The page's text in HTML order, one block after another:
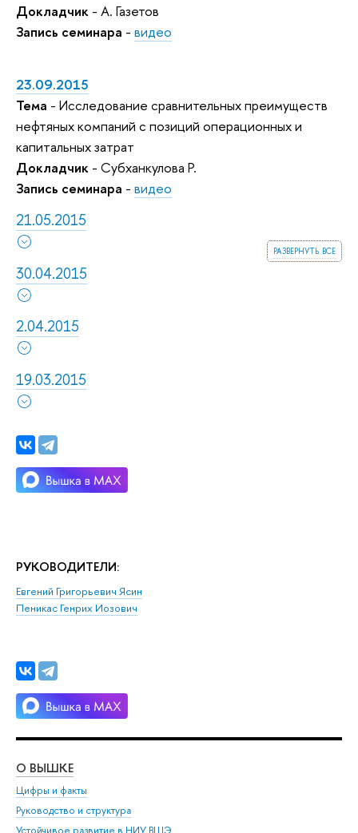
РУКОВОДИТЕЛИ:
Евгений Григорьевич Ясин
Пеникас Генрих Иозович
Докладчик - А. Газетов
Запись семинара - видео
23.09.2015
Тема - Исследование сравнительных преимуществ
нефтяных компаний с позиций операционных и
капитальных затрат
Докладчик - Субханкулова Р.
Запись семинара - видео
21.05.2015
развернуть все
30.04.2015
2.04.2015
19.03.2015
О ВЫШКЕ
Цифры и факты
Руководство и структура